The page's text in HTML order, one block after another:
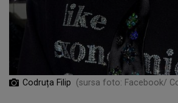
Codruța Filip (sursa foto: Facebook/